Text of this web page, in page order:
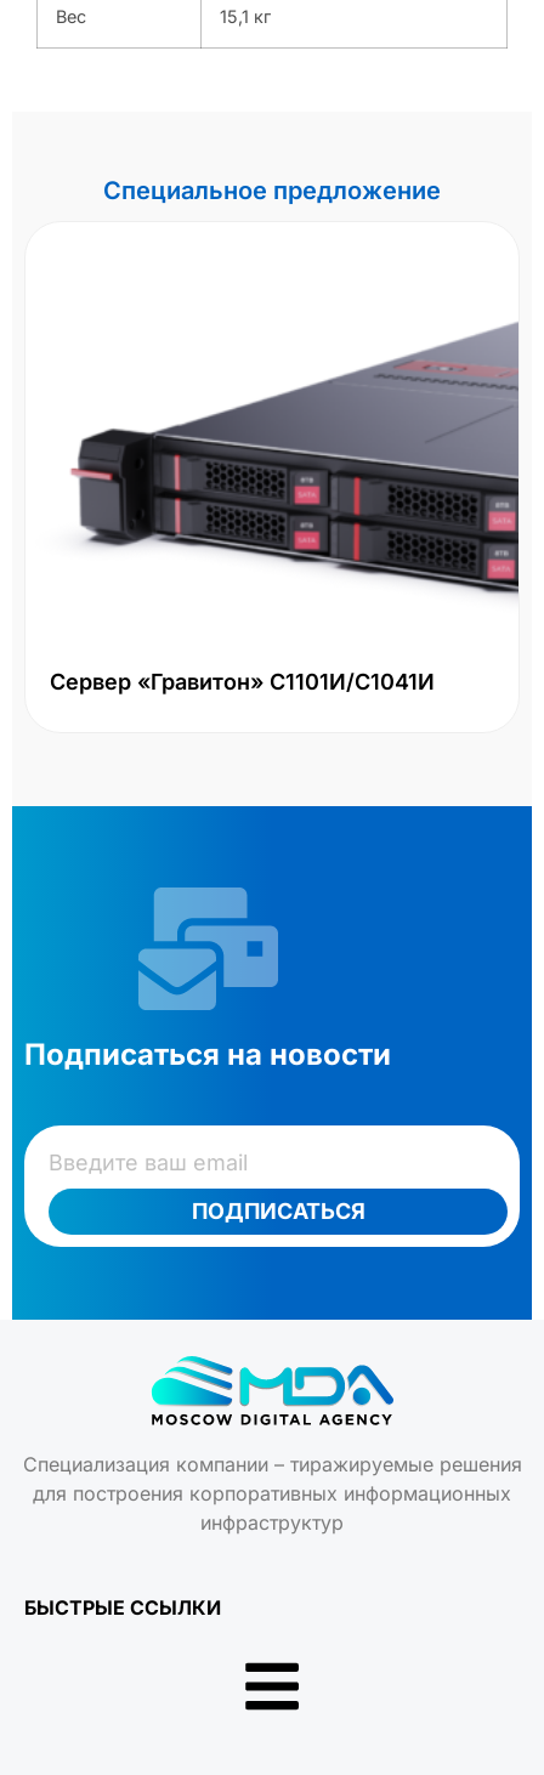
Вес 15,1 кг
Специальное предложение
Сервер «Гравитон» С1101И/С1041И
Подписаться на новости
ПОДПИСАТЬСЯ
Специализация компании – тиражируемые решения
для построения корпоративных информационных
инфраструктур
БЫСТРЫЕ ССЫЛКИ